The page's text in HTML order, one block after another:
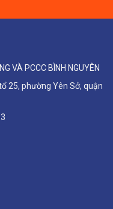
VÀ PCCC BÌNH NGUYÊN
25, phường Yên Sở, quận